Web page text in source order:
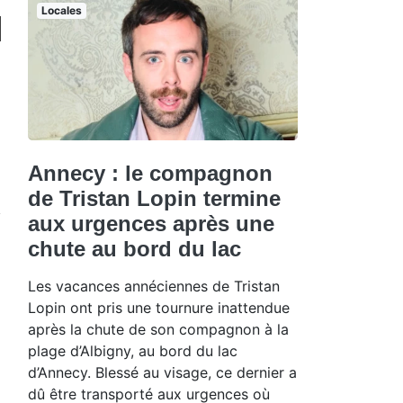
Locales
Annecy : le compagnon
de Tristan Lopin termine
aux urgences après une
chute au bord du lac
Les vacances annéciennes de Tristan
Lopin ont pris une tournure inattendue
après la chute de son compagnon à la
plage d’Albigny, au bord du lac
d’Annecy. Blessé au visage, ce dernier a
dû être transporté aux urgences où